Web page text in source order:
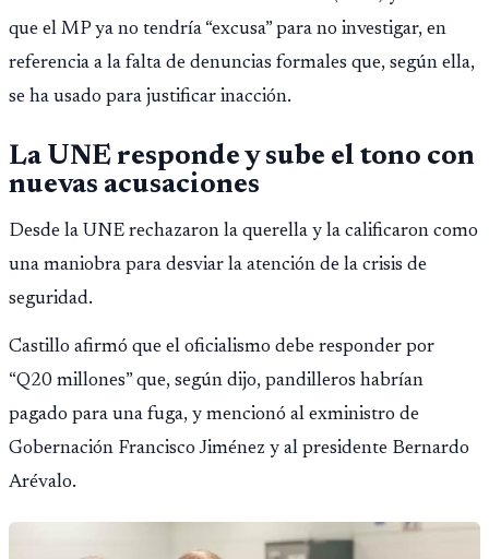
que el MP ya no tendría “excusa” para no investigar, en
referencia a la falta de denuncias formales que, según ella,
se ha usado para justificar inacción.
La UNE responde y sube el tono con
nuevas acusaciones
Desde la UNE rechazaron la querella y la calificaron como
una maniobra para desviar la atención de la crisis de
seguridad.
Castillo afirmó que el oficialismo debe responder por
“Q20 millones” que, según dijo, pandilleros habrían
pagado para una fuga, y mencionó al exministro de
Gobernación Francisco Jiménez y al presidente Bernardo
Arévalo.